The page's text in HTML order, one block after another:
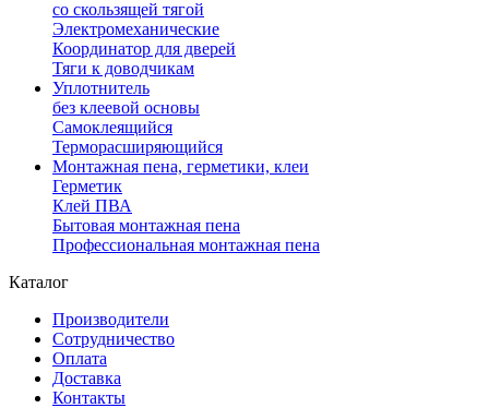
со скользящей тягой
Электромеханические
Координатор для дверей
Тяги к доводчикам
Уплотнитель
без клеевой основы
Самоклеящийся
Терморасширяющийся
Монтажная пена, герметики, клеи
Герметик
Клей ПВА
Бытовая монтажная пена
Профессиональная монтажная пена
Каталог
Производители
Сотрудничество
Оплата
Доставка
Контакты